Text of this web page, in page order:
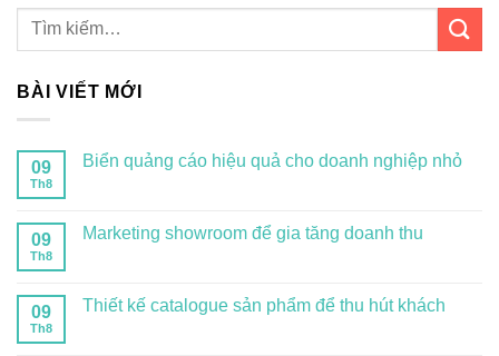
BÀI VIẾT MỚI
09
Th8
Biển quảng cáo hiệu quả cho doanh nghiệp nhỏ
09
Th8
Marketing showroom để gia tăng doanh thu
09
Th8
Thiết kế catalogue sản phẩm để thu hút khách